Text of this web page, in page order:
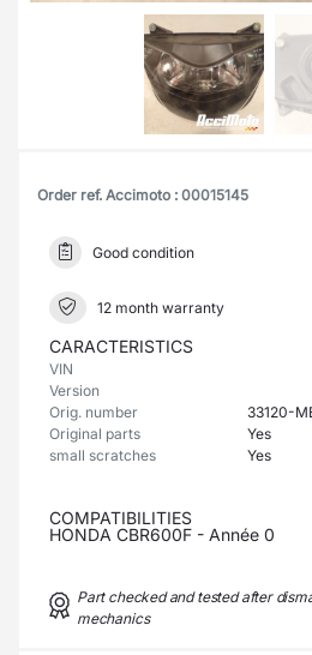
Order ref. Accimoto : 00015145
Good condition
12 month warranty
CARACTERISTICS
VIN
Version
Orig. number
33120-
Original parts
Yes
small scratches
Yes
COMPATIBILITIES
HONDA CBR600F - Année 0
Part checked and tested after
mechanics